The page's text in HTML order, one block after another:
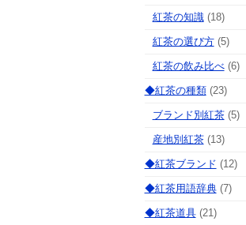
紅茶の知識(18)
紅茶の選び方(5)
紅茶の飲み比べ(6)
◆紅茶の種類(23)
ブランド別紅茶(5)
産地別紅茶(13)
◆紅茶ブランド (12)
◆紅茶用語辞典(7)
◆紅茶道具(21)